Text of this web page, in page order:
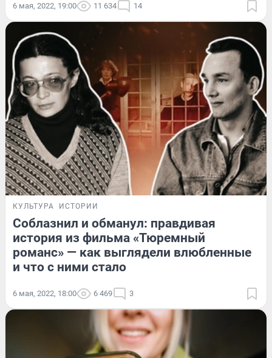
6 мая, 2022, 19:00 11 634 14
КУЛЬТУРА ИСТОРИИ
Соблазнил и обманул: правдивая
история из фильма «Тюремный
романс» — как выглядели влюбленные
и что с ними стало
6 мая, 2022, 18:00 6 469 3